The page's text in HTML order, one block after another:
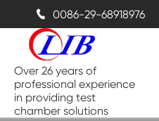
 0086-29-68918976
Over 26 years of
professional experience
in providing test
chamber solutions